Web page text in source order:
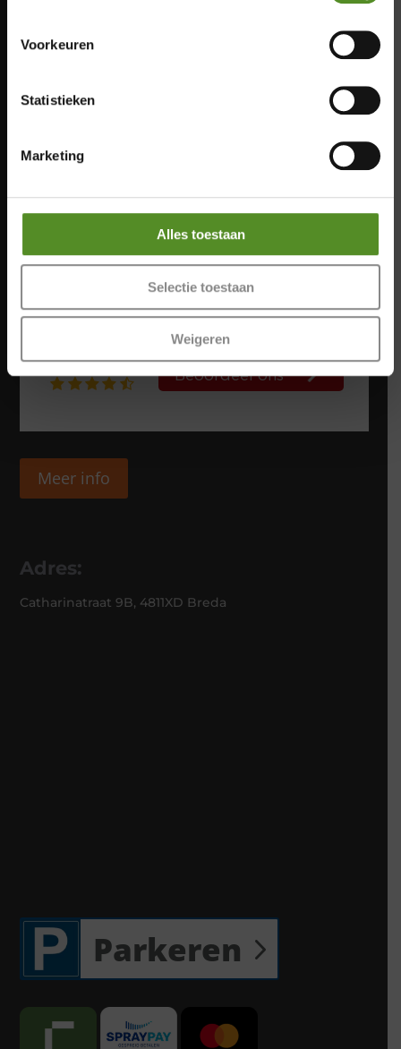
Voorkeuren
Statistieken
Marketing
Alles toestaan
Selectie toestaan
Weigeren
Maandag: Gesloten
Woensdag: Gesloten
Zaterdag: 12:00 – 17:00
Meer info
Adres:
Catharinatraat 9B, 4811XD Breda
Parkeren
Vrijdag 12:00 – 17:00